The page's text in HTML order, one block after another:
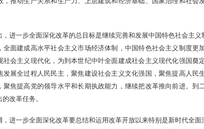
，进一步全面深化改革的总目标是继续完善和发展中国特色社会主
全面建成高水平社会主义市场经济体制，中国特色社会主义制度更
社会主义现代化，为到本世纪中叶全面建成社会主义现代化强国奠
发展全过程人民民主，聚焦建设社会主义文化强国，聚焦提高人民
聚焦提高党的领导水平和长期执政能力，继续把改革推向前进。到
改革任务。
，进一步全面深化改革要总结和运用改革开放以来特别是新时代全面